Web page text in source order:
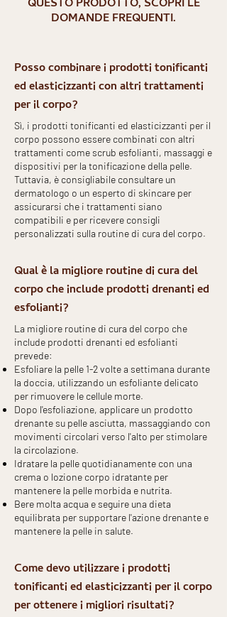
QUESTO PRODOTTO, SCOPRI LE
DOMANDE FREQUENTI.
Posso combinare i prodotti tonificanti
ed elasticizzanti con altri trattamenti
per il corpo?
Sì, i prodotti tonificanti ed elasticizzanti per il
corpo possono essere combinati con altri
trattamenti come scrub esfolianti, massaggi e
dispositivi per la tonificazione della pelle.
Tuttavia, è consigliabile consultare un
dermatologo o un esperto di skincare per
assicurarsi che i trattamenti siano
compatibili e per ricevere consigli
personalizzati sulla routine di cura del corpo.
Qual è la migliore routine di cura del
corpo che include prodotti drenanti ed
esfolianti?
La migliore routine di cura del corpo che
include prodotti drenanti ed esfolianti
prevede:
Esfoliare la pelle 1-2 volte a settimana durante
la doccia, utilizzando un esfoliante delicato
per rimuovere le cellule morte.
Dopo l'esfoliazione, applicare un prodotto
drenante su pelle asciutta, massaggiando con
movimenti circolari verso l'alto per stimolare
la circolazione.
Idratare la pelle quotidianamente con una
crema o lozione corpo idratante per
mantenere la pelle morbida e nutrita.
Bere molta acqua e seguire una dieta
equilibrata per supportare l'azione drenante e
mantenere la pelle in salute.
Come devo utilizzare i prodotti
tonificanti ed elasticizzanti per il corpo
per ottenere i migliori risultati?